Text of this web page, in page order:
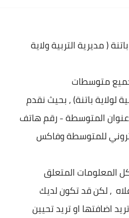
باتنة ( مديرية التربية ولاية
متوسطات
لولاية باتنة) , بحيث نقدم
المتوسطة - رقم هاتف
للمتوسطة وفاكس
المعلومات المتعلق
, لكن قد تكون لديك
اضافتها او تريد تحيين